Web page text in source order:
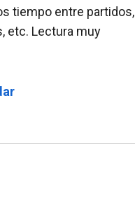
tiempo entre partidos,
etc. Lectura muy